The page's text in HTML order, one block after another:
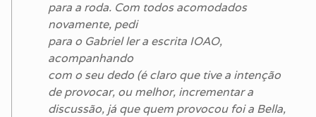
para a roda. Com todos acomodados
novamente, pedi
para o Gabriel ler a escrita IOAO,
acompanhando
com o seu dedo (é claro que tive a intenção
de provocar, ou melhor, incrementar a
discussão, já que quem provocou foi a Bella,